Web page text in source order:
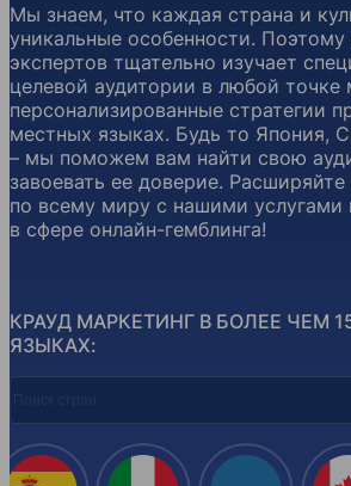
КРАУД МАРКЕТИНГ В БОЛЕЕ ЧЕМ
ЯЗЫКАХ:
Мы знаем, что каждая страна и
уникальные особенности.
экспертов тщательно изучает
целевой аудитории в любой точке
персонализированные стратегии
местных языках. Будь то Япония,
– мы поможем вам найти свою
завоевать ее доверие.
по всему миру с нашими услугами
в сфере онлайн-гемблинга!